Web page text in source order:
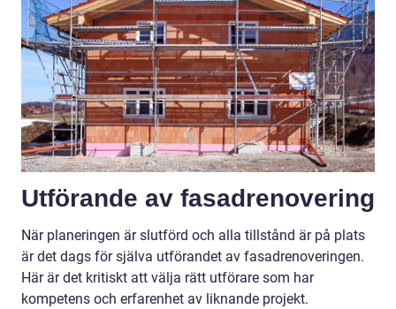
Utförande av fasadrenovering
När planeringen är slutförd och alla tillstånd är på plats
är det dags för själva utförandet av fasadrenoveringen.
Här är det kritiskt att välja rätt utförare som har
kompetens och erfarenhet av liknande projekt.